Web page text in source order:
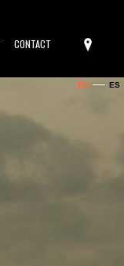
CONTACT
EN ES